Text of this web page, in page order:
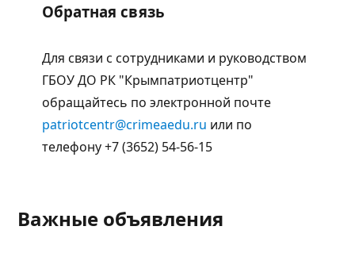
Обратная связь
Для связи с сотрудниками и руководством
ГБОУ ДО РК "Крымпатриотцентр"
обращайтесь по электронной почте
patriotcentr@crimeaedu.ru или по
телефону +7 (3652) 54-56-15
Важные объявления